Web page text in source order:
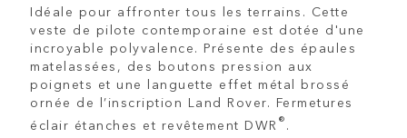
Idéale pour affronter tous les terrains. Cette
veste de pilote contemporaine est dotée d'une
incroyable polyvalence. Présente des épaules
matelassées, des boutons pression aux
poignets et une languette effet métal brossé
ornée de l’inscription Land Rover. Fermetures
éclair étanches et revêtement DWR ®.